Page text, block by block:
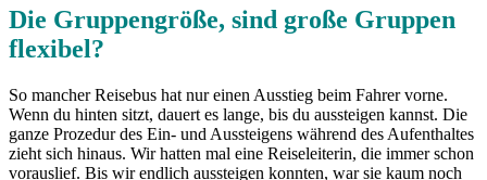
Die Gruppengröße, sind große Gruppen
flexibel?
So mancher Reisebus hat nur einen Ausstieg beim Fahrer vorne.
Wenn du hinten sitzt, dauert es lange, bis du aussteigen kannst. Die
ganze Prozedur des Ein- und Aussteigens während des Aufenthaltes
zieht sich hinaus. Wir hatten mal eine Reiseleiterin, die immer schon
vorauslief. Bis wir endlich aussteigen konnten, war sie kaum noch